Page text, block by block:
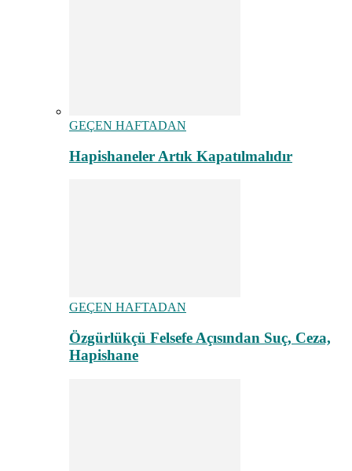
GEÇEN HAFTADAN
Hapishaneler Artık Kapatılmalıdır
GEÇEN HAFTADAN
Özgürlükçü Felsefe Açısından Suç, Ceza,
Hapishane